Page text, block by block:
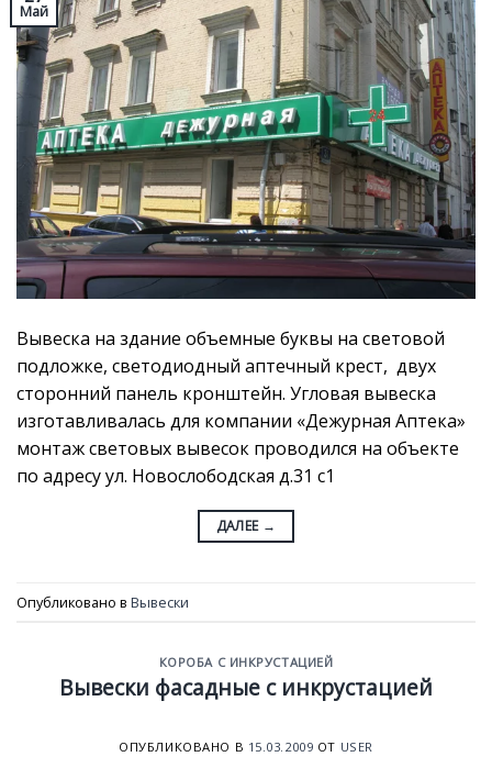
Май
Вывеска на здание объемные буквы на световой
подложке, светодиодный аптечный крест, двух
сторонний панель кронштейн. Угловая вывеска
изготавливалась для компании «Дежурная Аптека»
монтаж световых вывесок проводился на объекте
по адресу ул. Новослободская д.31 с1
ДАЛЕЕ →
Опубликовано в Вывески
КОРОБА С ИНКРУСТАЦИЕЙ
Вывески фасадные с инкрустацией
ОПУБЛИКОВАНО В 15.03.2009 ОТ USER